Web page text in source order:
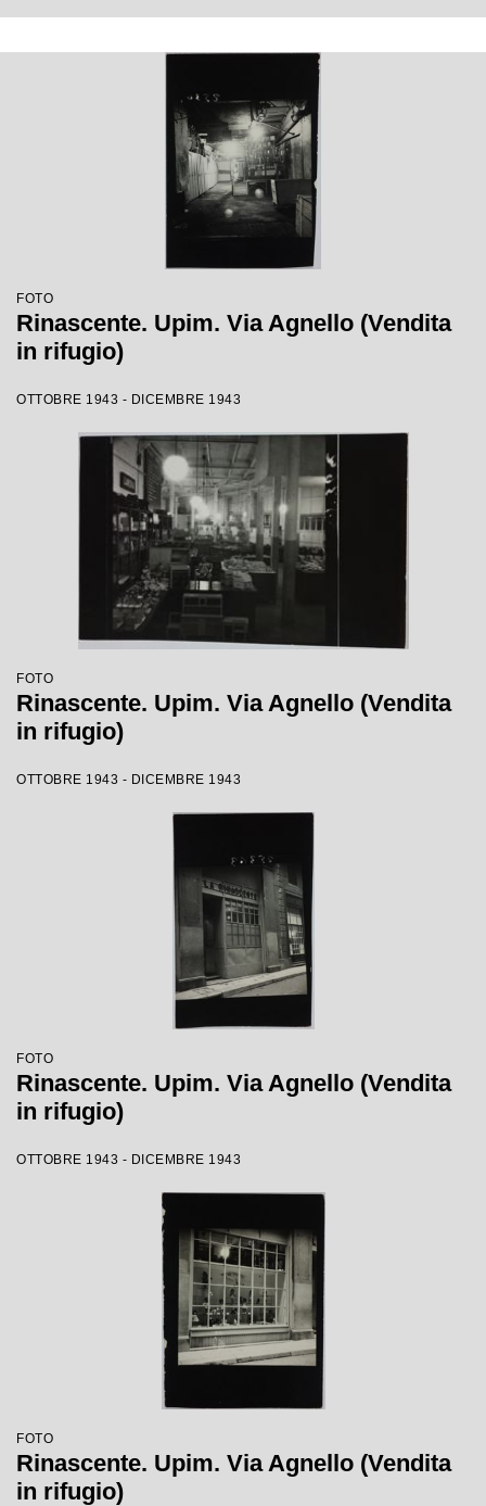
FOTO
Rinascente. Upim. Via Agnello (Vendita
in rifugio)
OTTOBRE 1943 - DICEMBRE 1943
FOTO
Rinascente. Upim. Via Agnello (Vendita
in rifugio)
OTTOBRE 1943 - DICEMBRE 1943
FOTO
Rinascente. Upim. Via Agnello (Vendita
in rifugio)
OTTOBRE 1943 - DICEMBRE 1943
FOTO
Rinascente. Upim. Via Agnello (Vendita
in rifugio)